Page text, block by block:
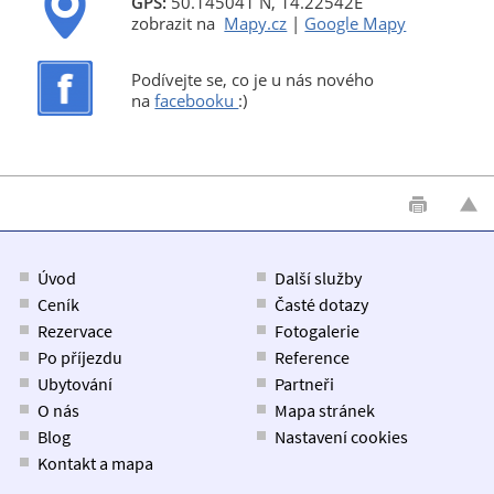
zobrazit na Mapy.cz | Google Mapy
Podívejte se, co je u nás nového
nafacebooku :)
Úvod
Ceník
Rezervace
Po příjezdu
Ubytování
O nás
Blog
Kontakt a mapa
Další služby
Časté dotazy
Fotogalerie
Reference
Partneři
Mapa stránek
Nastavení cookies